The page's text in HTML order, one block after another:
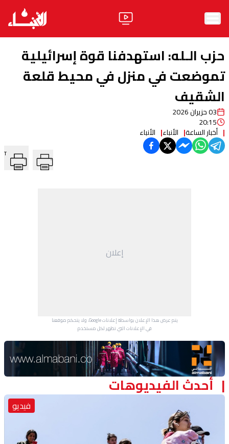
الأخبار
آراء
فيديو
مواقف
وليد جنبلاط
حزب الـله: استهدفنا قوة إسرائيلية
تموضعت في منزل في محيط قلعة
الشقيف
03 حزيران 2026
20:15
أخبار الساعة الأنباء الأنباء
T
إعلان
يتم عرض هذا الإعلان بواسطة إعلانات Google، ولا يتحكم موقعنا
في الإعلانات التي تظهر لكل مستخدم.
Advertisement Section
أحدث الفيديوهات
فيديو